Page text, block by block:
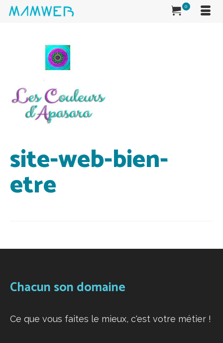
0
site-web-bien-
etre
Chacun son domaine
Ce que vous faites le mieux, c'est votre métier !